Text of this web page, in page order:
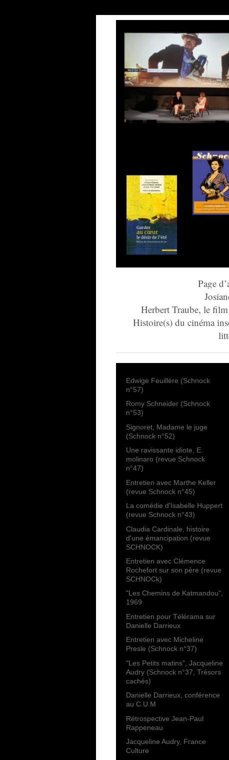
Page
Herbert Traube, le
Histoire(s) du cinéma
Edwige Feuillère (Schnock
n°57)
Romy Schneider (Schnock
n°53)
Signoret, Madame le juge
(Schnock n°52)
Une ravissante idiote, E.
molinaro (revue Schnock
n°47)
Entretien avec Marthe Keller
(revue Schnock n°45)
La comédie d'Isabelle Huppert
(revue Schnock n°43)
Claudia Cardinale, histoire
d'une émancipation (revue
SCHNOCK)
Entretien avec Clémence
Rochefort sur son père (revue
SCHNOCk)
"Les Chemins de Katmandou",
1969
Entretien pour Télérama sur
Danielle Darrieux
Entretien avec Micheline
Presle (Schnock n°37)
"Les Petits matins", Jacqueline
Audry (Schnock n°37, Trésors
cachés)
Danielle Darrieux, conférence
au C.U.M
Rétrospective Jean-Paul
Rappeneau
Jacqueline Audry, France
Culture